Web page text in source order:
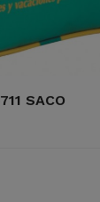
SACO